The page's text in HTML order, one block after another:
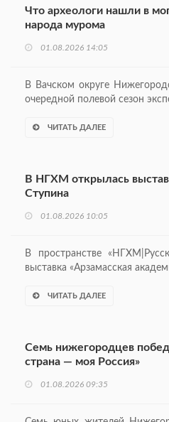
Что археологи нашли в
народа мурома
01.08.2026 14:05
В Вачском округе
очередной полевой сезон
ЧИТАТЬ ДАЛЕЕ
В НГХМ открылась
Ступина
01.08.2026 10:05
В пространстве
выставка «Арзамасская
ЧИТАТЬ ДАЛЕЕ
Семь нижегородцев
страна — моя Россия»
01.08.2026 09:35